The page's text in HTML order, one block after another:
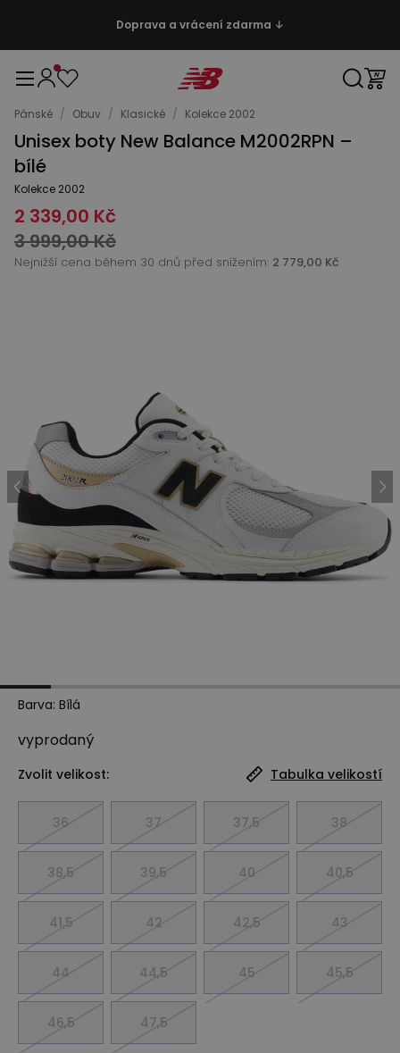
Doprava a vrácení zdarma ↓
Pánské / Obuv / Klasické / Kolekce 2002
Unisex boty New Balance M2002RPN –
bílé
Kolekce 2002
2 339,00 Kč
3 999,00 Kč
Nejnižší cena během 30 dnů před snížením: 2 779,00 Kč
Barva: Bílá
vyprodaný
Zvolit velikost: Tabulka velikostí
36 37 37,5 38
38,5 39,5 40 40,5
41,5 42 42,5 43
44 44,5 45 45,5
46,5 47,5